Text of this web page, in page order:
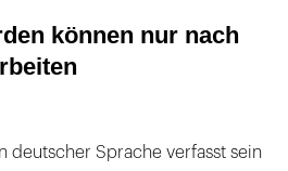
können nur nach
deutscher Sprache verfasst sein